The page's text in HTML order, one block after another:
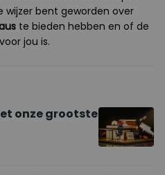
wijzer bent geworden over
te bieden hebben en of de
jou is.
onze grootste